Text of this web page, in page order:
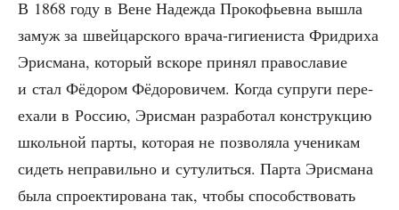
В 1868 году в Вене Надеж­да Про­ко­фьев­на вышла
замуж за швей­цар­ско­го вра­ча-гиги­е­ни­ста Фри­дри­ха
Эри­сма­на, кото­рый вско­ре при­нял пра­во­сла­вие
и стал Фёдо­ром Фёдо­ро­ви­чем. Когда супру­ги пере­
еха­ли в Рос­сию, Эри­сман раз­ра­бо­тал кон­струк­цию
школь­ной пар­ты, кото­рая не поз­во­ля­ла уче­ни­кам
сидеть непра­виль­но и суту­лить­ся. Пар­та Эри­сма­на
была спро­ек­ти­ро­ва­на так, что­бы спо­соб­ство­вать